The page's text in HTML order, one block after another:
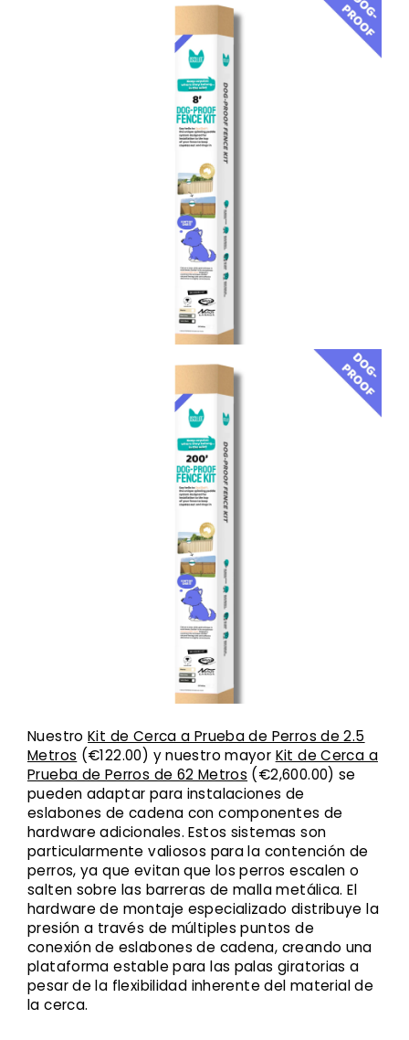
NuestroKit de Cerca a Prueba de Perros de 2.5
Metros (€122.00) y nuestro mayor Kit de Cerca a
Prueba de Perros de 62 Metros (€2,600.00) se
pueden adaptar para instalaciones de
eslabones de cadena con componentes de
hardware adicionales. Estos sistemas son
particularmente valiosos para la contención de
perros, ya que evitan que los perros escalen o
salten sobre las barreras de malla metálica. El
hardware de montaje especializado distribuye la
presión a través de múltiples puntos de
conexión de eslabones de cadena, creando una
plataforma estable para las palas giratorias a
pesar de la flexibilidad inherente del material de
la cerca.